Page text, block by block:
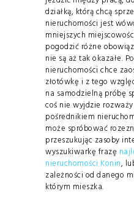
działką, którą chcą
nieruchomości jest
mniejszych
pogodzić różne
nie są aż tak okazałe.
nieruchomości chce
złotówkę i z tego
na samodzielną próbę
coś nie wyjdzie
pośrednikiem
może spróbować
przeszukując zasoby
wyszukiwarkę frazę
nieruchomości Konin,
zależności od danego
którym mieszka.